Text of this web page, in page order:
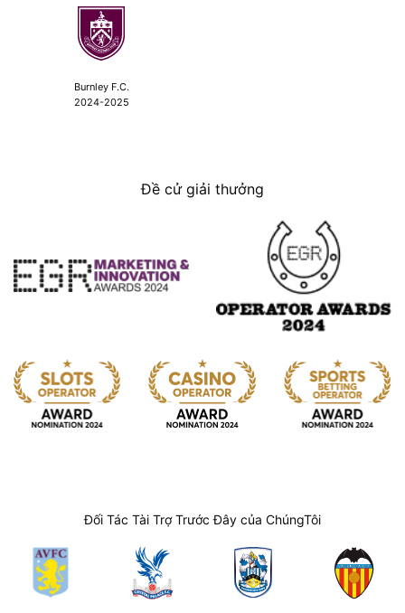
Burnley F.C.
2024-2025
Đề cử giải thưởng
Đối Tác Tài Trợ Trước Đây của ChúngTôi